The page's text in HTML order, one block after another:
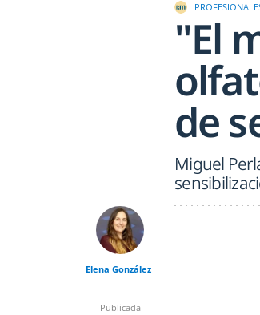
"El
de
Miguel
Elena González
Publicada